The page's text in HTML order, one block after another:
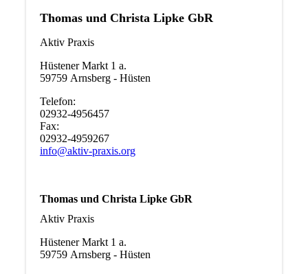
Thomas und Christa Lipke GbR
Aktiv Praxis
Hüstener Markt 1 a.
59759 Arnsberg - Hüsten
Telefon:
02932-4956457
Fax:
02932-4959267
info@aktiv-praxis.org
Thomas und Christa Lipke GbR
Aktiv Praxis
Hüstener Markt 1 a.
59759 Arnsberg - Hüsten